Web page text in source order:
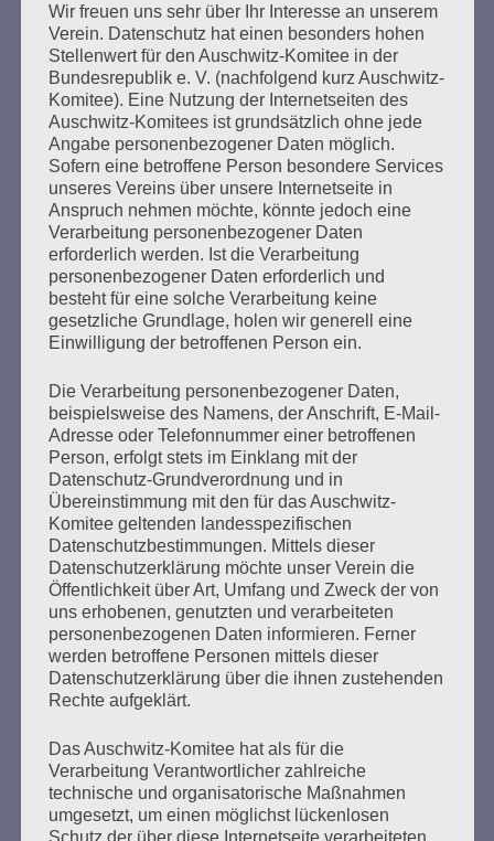
17.01.2020
Erstellt am17. Januar 2020
Zu Beginn der Sitzung erklärte die Richterin, dass der
Befangenheitsantrag von Rechtsanwalt Waterkamp
gegen den Gutachter Stefan Hördler abgewiesen wird. Es
gebe keine Gründe Misstrauen in die Unparteilichkeit des
Sachverständigeren zu haben. So widerspreche Hördler
nicht der Aussage von Bruno D., wonach sich dieser
nicht freiwillig zum Wachdienst im KZ Stutthof gemeldet
habe. Das Gutachten…
mehr ...
Seitennummerierung
der
Beiträge
Zurück 26
Der 8. Mai ist ein Tag der Hoffnung, ein Tag des
Nachdenkens!
Esther Bejarano - 26. Januar 2020
Wir freuen uns sehr über Ihr Interesse an unserem
Verein. Datenschutz hat einen besonders hohen
Stellenwert für den Auschwitz-Komitee in der
Bundesrepublik e. V. (nachfolgend kurz Auschwitz-
Komitee). Eine Nutzung der Internetseiten des
Auschwitz-Komitees ist grundsätzlich ohne jede
Angabe personenbezogener Daten möglich.
Sofern eine betroffene Person besondere Services
unseres Vereins über unsere Internetseite in
Anspruch nehmen möchte, könnte jedoch eine
Verarbeitung personenbezogener Daten
erforderlich werden. Ist die Verarbeitung
personenbezogener Daten erforderlich und
besteht für eine solche Verarbeitung keine
gesetzliche Grundlage, holen wir generell eine
Einwilligung der betroffenen Person ein.
Die Verarbeitung personenbezogener Daten,
beispielsweise des Namens, der Anschrift, E-Mail-
Adresse oder Telefonnummer einer betroffenen
Person, erfolgt stets im Einklang mit der
Datenschutz-Grundverordnung und in
Übereinstimmung mit den für das Auschwitz-
Komitee geltenden landesspezifischen
Datenschutzbestimmungen. Mittels dieser
Datenschutzerklärung möchte unser Verein die
Öffentlichkeit über Art, Umfang und Zweck der von
uns erhobenen, genutzten und verarbeiteten
personenbezogenen Daten informieren. Ferner
werden betroffene Personen mittels dieser
Datenschutzerklärung über die ihnen zustehenden
Rechte aufgeklärt.
Das Auschwitz-Komitee hat als für die
Verarbeitung Verantwortlicher zahlreiche
technische und organisatorische Maßnahmen
umgesetzt, um einen möglichst lückenlosen
Schutz der über diese Internetseite verarbeiteten